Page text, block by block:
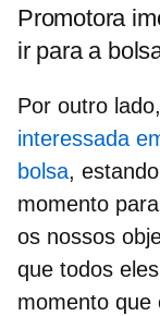
Promotora
ir para a
Por outro
interessada
bolsa,
momento
os nossos
que todos
momento que